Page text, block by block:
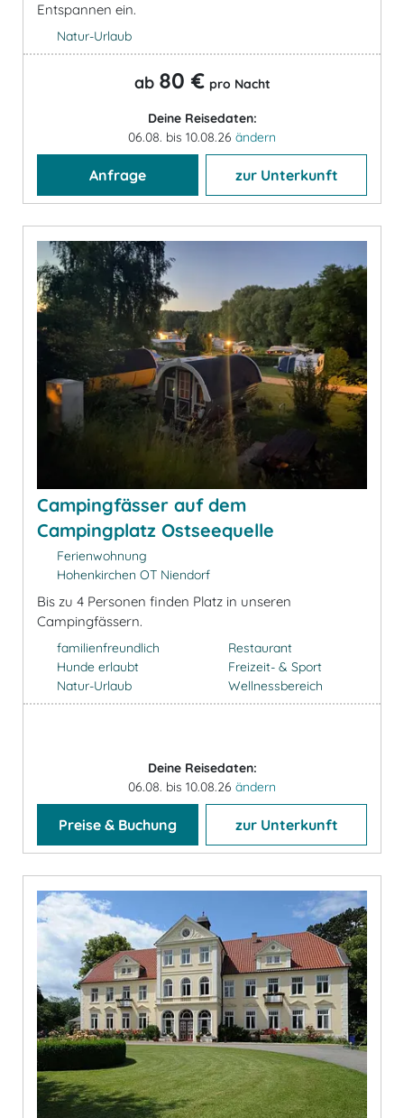
Entspannen ein.
Natur-Urlaub
ab 80 € pro Nacht
Deine Reisedaten:
06.08. bis 10.08.26 ändern
Anfrage zur Unterkunft
Campingfässer auf dem
Campingplatz Ostseequelle
Ferienwohnung
Hohenkirchen OT Niendorf
Bis zu 4 Personen finden Platz in unseren
Campingfässern.
familienfreundlich
Hunde erlaubt
Natur-Urlaub
Restaurant
Freizeit- & Sport
Wellnessbereich
Deine Reisedaten:
06.08. bis 10.08.26 ändern
Preise & Buchung zur Unterkunft